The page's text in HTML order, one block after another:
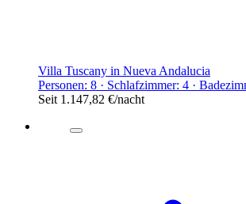
Villa Tuscany in Nueva Andalucia
Personen: 8 · Schlafzimmer: 4 ·
Seit 1.147,82 €/nacht